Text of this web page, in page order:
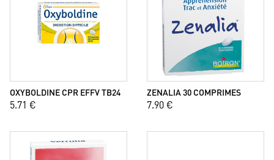
OXYBOLDINE CPR EFFV TB24
5.71 €
ZENALIA 30 COMPRIMES
7.90 €